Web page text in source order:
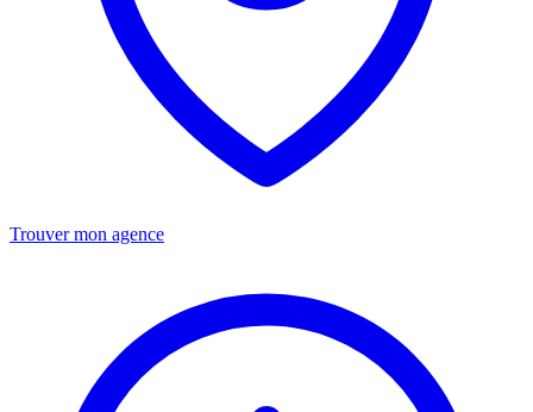
Trouver mon agence